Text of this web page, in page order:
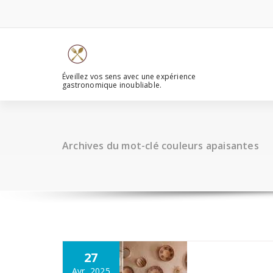
contenu
Éveillez vos sens avec une expérience
gastronomique inoubliable.
Archives du mot-clé couleurs apaisantes
27